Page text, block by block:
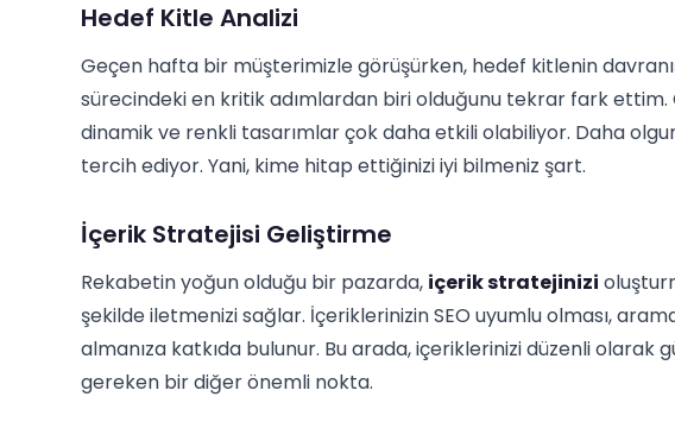
Hedef Kitle Analizi
Geçen hafta bir müşterimizle görüşürken, hedef kitlenin
sürecindeki en kritik adımlardan biri olduğunu tekrar fark ettim.
dinamik ve renkli tasarımlar çok daha etkili olabiliyor. Daha
tercih ediyor. Yani, kime hitap ettiğinizi iyi bilmeniz şart.
İçerik Stratejisi Geliştirme
Rekabetin yoğun olduğu bir pazarda, içerik stratejinizi
şekilde iletmenizi sağlar. İçeriklerinizin SEO uyumlu olması,
almanıza katkıda bulunur. Bu arada, içeriklerinizi düzenli olarak
gereken bir diğer önemli nokta.